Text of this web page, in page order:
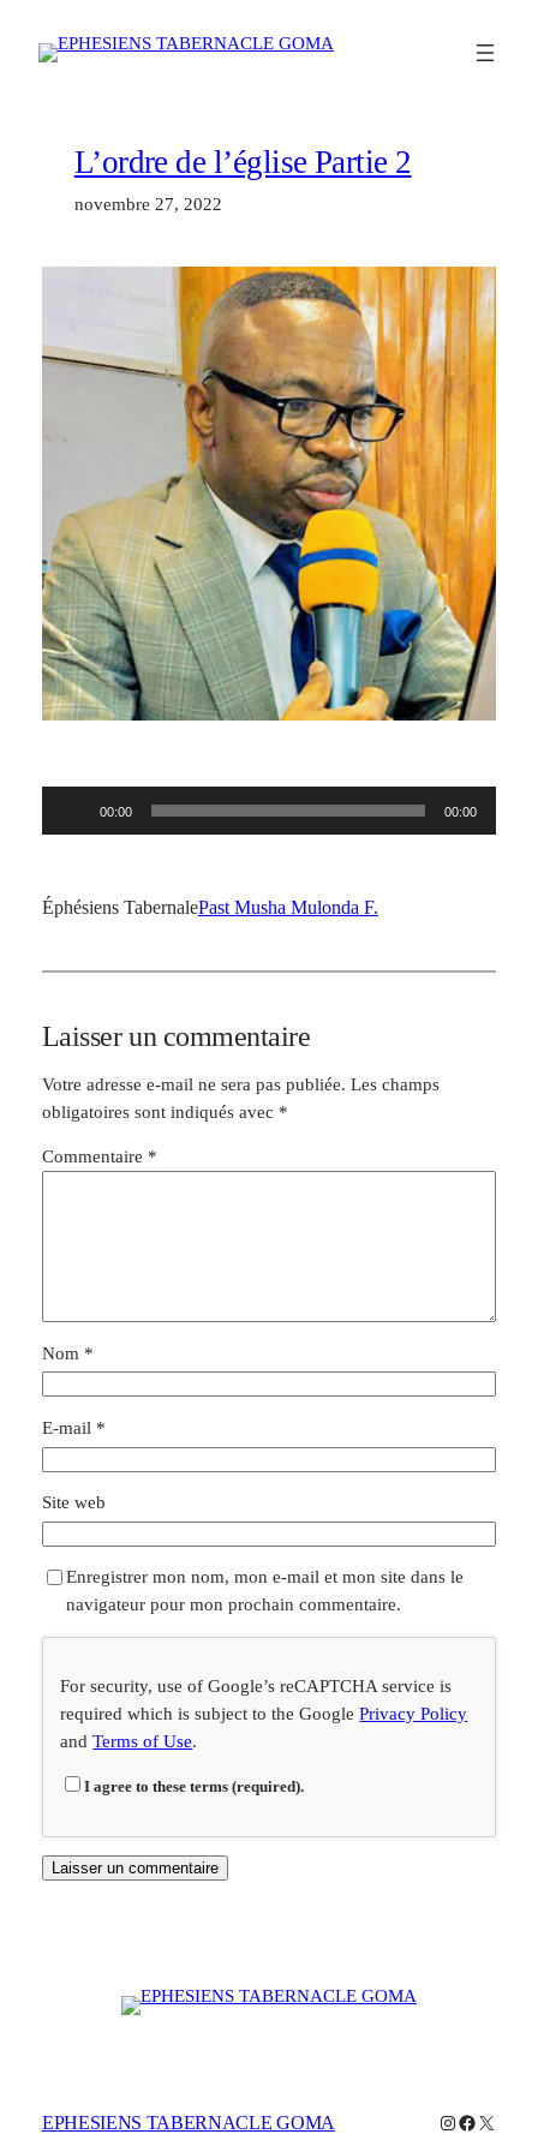
L’ordre de l’église Partie 2
novembre 27, 2022
00:00 00:00
Éphésiens TabernalePast Musha Mulonda F.
Laisser un commentaire
Votre adresse e-mail ne sera pas publiée. Les champs
obligatoires sont indiqués avec *
Commentaire *
Nom *
E-mail *
Site web
Enregistrer mon nom, mon e-mail et mon site dans le
navigateur pour mon prochain commentaire.
For security, use of Google’s reCAPTCHA service is
required which is subject to the GooglePrivacy Policy
andTerms of Use.
I agree to these terms (required).
EPHESIENS TABERNACLE GOMA Instagram
Facebook
X